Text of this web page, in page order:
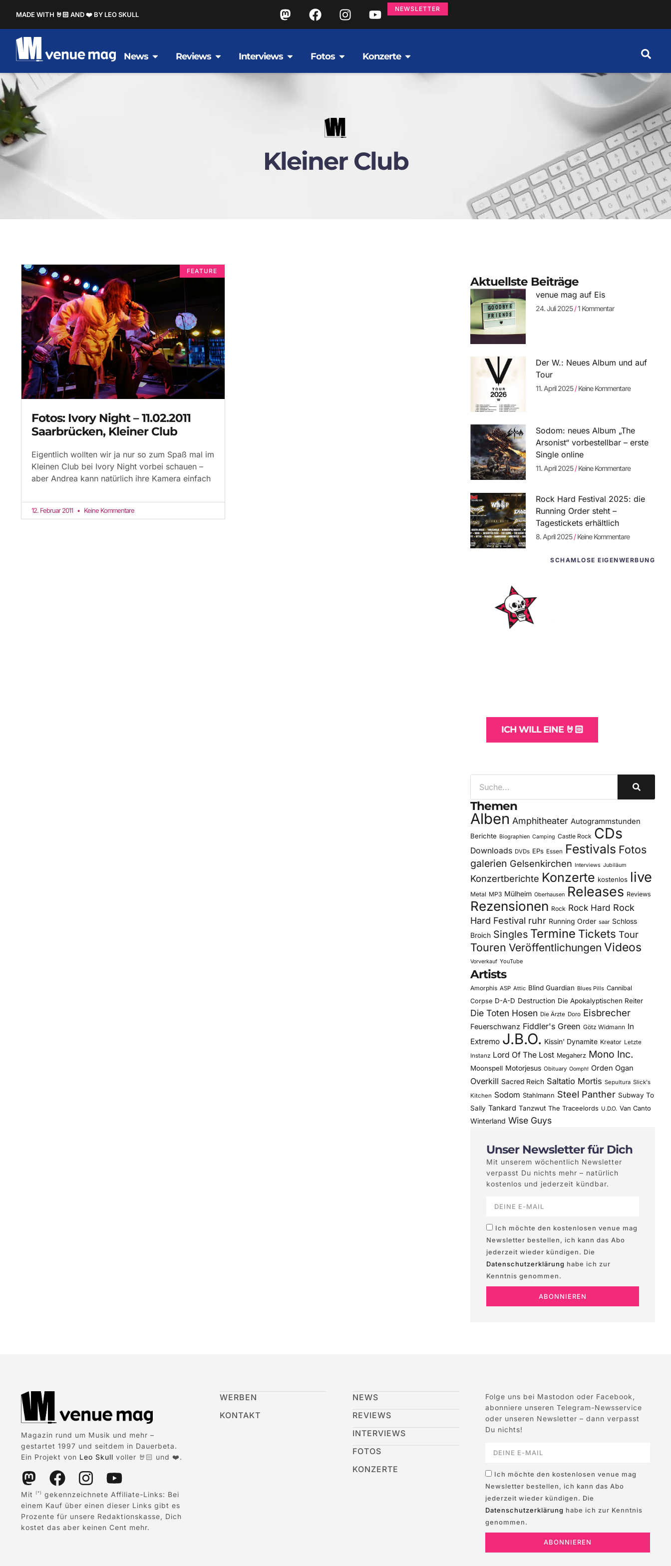
MADE WITH 🤘🏻 AND ❤️ BY LEO SKULL
NEWSLETTER
News Reviews Interviews Fotos Konzerte
Kleiner Club
FEATURE
Fotos: Ivory Night – 11.02.2011
Saarbrücken, Kleiner Club
Eigentlich wollten wir ja nur so zum Spaß mal im
Kleinen Club bei Ivory Night vorbei schauen –
aber Andrea kann natürlich ihre Kamera einfach
12. Februar 2011 Keine Kommentare
Aktuellste Beiträge
venue mag auf Eis
24. Juli 2025 1 Kommentar
Der W.: Neues Album und auf
Tour
11. April 2025 Keine Kommentare
Sodom: neues Album „The
Arsonist“ vorbestellbar – erste
Single online
11. April 2025 Keine Kommentare
Rock Hard Festival 2025: die
Running Order steht –
Tagestickets erhältlich
8. April 2025 Keine Kommentare
SCHAMLOSE EIGENWERBUNG
ICH WILL EINE 🤘🏻
Themen
Alben Amphitheater Autogrammstunden
Berichte Biographien Camping Castle Rock CDs
Downloads DVDs EPs Essen Festivals Fotos
galerien Gelsenkirchen Interviews Jubiläum
Konzertberichte Konzerte kostenlos live
Metal MP3 Mülheim Oberhausen Releases Reviews
Rezensionen Rock Rock Hard Rock
Hard Festival ruhr Running Order saar Schloss
Broich Singles Termine Tickets Tour
Touren Veröffentlichungen Videos
Vorverkauf YouTube
Artists
Amorphis ASP Attic Blind Guardian Blues Pills Cannibal
Corpse D-A-D Destruction Die Apokalyptischen Reiter
Die Toten Hosen Die Ärzte Doro Eisbrecher
Feuerschwanz Fiddler's Green Götz Widmann In
Extremo J.B.O. Kissin' Dynamite Kreator Letzte
Instanz Lord Of The Lost Megaherz Mono Inc.
Moonspell Motorjesus Obituary Oomph! Orden Ogan
Overkill Sacred Reich Saltatio Mortis Sepultura Slick's
Kitchen Sodom Stahlmann Steel Panther Subway To
Sally Tankard Tanzwut The Traceelords U.D.O. Van Canto
Winterland Wise Guys
Unser Newsletter für Dich
Mit unserem wöchentlich Newsletter
verpasst Du nichts mehr – natürlich
kostenlos und jederzeit kündbar.
Ich möchte den kostenlosen venue mag
Newsletter bestellen, ich kann das Abo
jederzeit wieder kündigen. Die
Datenschutzerklärung habe ich zur
Kenntnis genommen.
ABONNIEREN
Magazin rund um Musik und mehr –
gestartet 1997 und seitdem in Dauerbeta.
Ein Projekt von Leo Skull voller 🤘🏻 und ❤️.
Mit (*)
gekennzeichnete Affiliate-Links: Bei
einem Kauf über einen dieser Links gibt es
Prozente für unsere Redaktionskasse, Dich
kostet das aber keinen Cent mehr.
WERBEN
KONTAKT
NEWS
REVIEWS
INTERVIEWS
FOTOS
KONZERTE
Folge uns bei Mastodon oder Facebook,
abonniere unseren Telegram-Newsservice
oder unseren Newsletter – dann verpasst
Du nichts!
Ich möchte den kostenlosen venue mag
Newsletter bestellen, ich kann das Abo
jederzeit wieder kündigen. Die
Datenschutzerklärung habe ich zur Kenntnis
genommen.
ABONNIEREN